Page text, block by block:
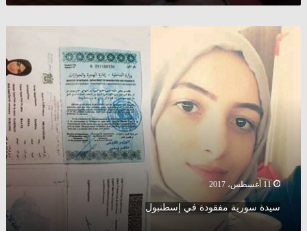
سيدة
سورية
مفقودة
إسطنبول
11 أغسطس، 2017
سيدة سورية مفقودة في إسطنبول